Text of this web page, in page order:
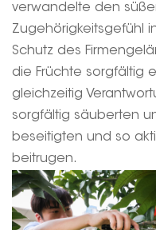
verwandelte den
Zugehörigkeitsgefühl
Schutz des
die Früchte sorgfältig
gleichzeitig
sorgfältig säuberten
beseitigten und so
beitrugen.